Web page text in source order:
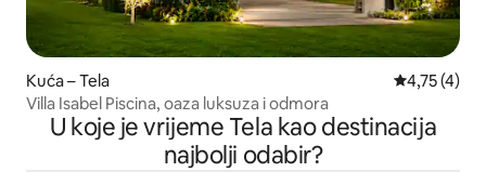
Kuća – Tela Prosječna
4,75 (4)
Villa Isabel Piscina, oaza luksuza i odmora
U koje je vrijeme Tela kao destinacija
najbolji odabir?